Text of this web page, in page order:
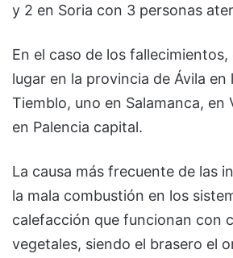
y 2 en Soria con 3 personas
En el caso de los
lugar en la provincia de Ávila en
Tiemblo, uno en Salamanca, en
en Palencia capital.
La causa más frecuente de las
la mala combustión en los
calefacción que funcionan con
vegetales, siendo el brasero el